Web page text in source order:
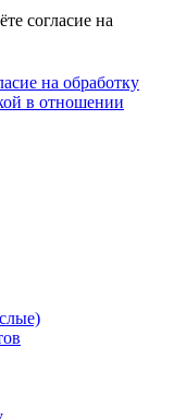
согласие на
на обработку
в отношении